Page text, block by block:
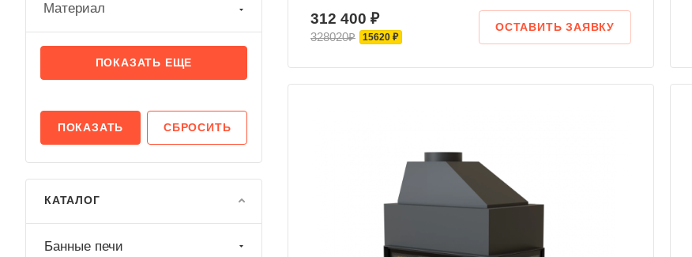
312 400 ₽
328020₽ 15620 ₽
ОСТАВИТЬ ЗАЯВКУ
Материал
ПОКАЗАТЬ ЕЩЕ
СБРОСИТЬ
КАТАЛОГ
Банные печи